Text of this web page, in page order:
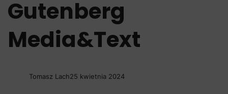
Gutenberg
Media&Text
Tomasz Lach25 kwietnia 2024